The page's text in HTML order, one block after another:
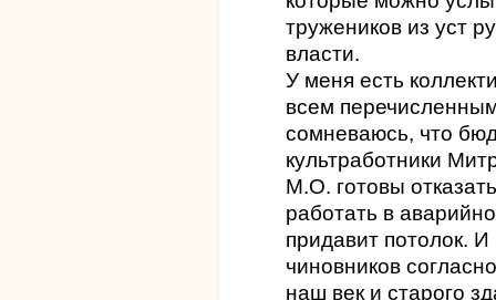
тружеников из уст
власти.
У меня есть
всем
сомневаюсь, что
культработники
М.О. готовы
работать в
придавит потолок.
чиновников
наш век и старого